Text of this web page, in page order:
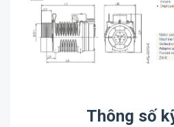
Thông số